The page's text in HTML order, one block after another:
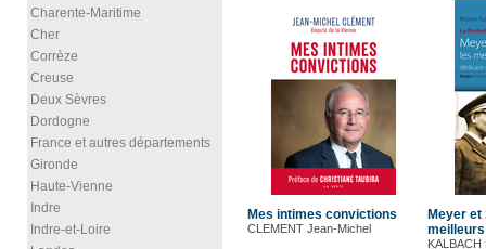
Charente-Maritime
Cher
Corrèze
Creuse
Deux Sèvres
Dordogne
France et autres départements
Gironde
Haute-Vienne
Indre
Indre-et-Loire
Mes intimes convictions
CLEMENT Jean-Michel
Meyer
KALBACH